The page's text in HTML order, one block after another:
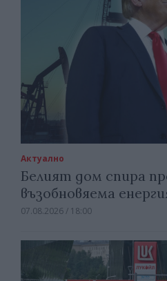
Актуално
Белият дом спира
възобновяема
07.08.2026 / 18:00